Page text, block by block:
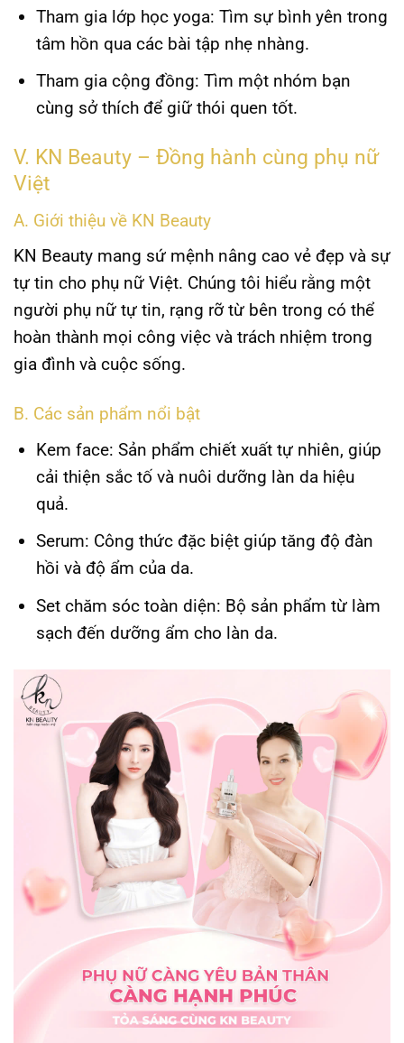
Tham gia lớp học yoga: Tìm sự bình yên trong
tâm hồn qua các bài tập nhẹ nhàng.
Tham gia cộng đồng: Tìm một nhóm bạn
cùng sở thích để giữ thói quen tốt.
V. KN Beauty – Đồng hành cùng phụ nữ
Việt
A. Giới thiệu về KN Beauty
KN Beauty mang sứ mệnh nâng cao vẻ đẹp và sự
tự tin cho phụ nữ Việt. Chúng tôi hiểu rằng một
người phụ nữ tự tin, rạng rỡ từ bên trong có thể
hoàn thành mọi công việc và trách nhiệm trong
gia đình và cuộc sống.
B. Các sản phẩm nổi bật
Kem face: Sản phẩm chiết xuất tự nhiên, giúp
cải thiện sắc tố và nuôi dưỡng làn da hiệu
quả.
Serum: Công thức đặc biệt giúp tăng độ đàn
hồi và độ ẩm của da.
Set chăm sóc toàn diện: Bộ sản phẩm từ làm
sạch đến dưỡng ẩm cho làn da.